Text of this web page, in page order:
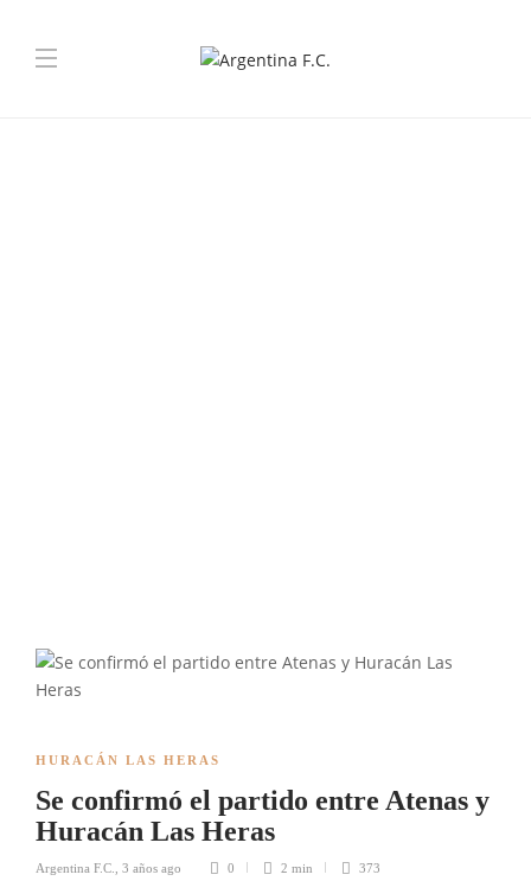
HURACÁN LAS HERAS
Se confirmó el partido entre Atenas y
Huracán Las Heras
Argentina F.C. 3 años ago 0 2 min 373